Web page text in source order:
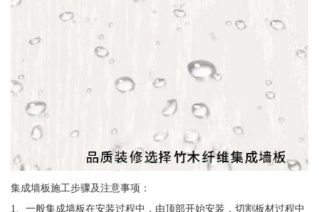
集成墙板施工步骤及注意事项：
1、一般集成墙板在安装过程中，由顶部开始安装，切割板材过程中